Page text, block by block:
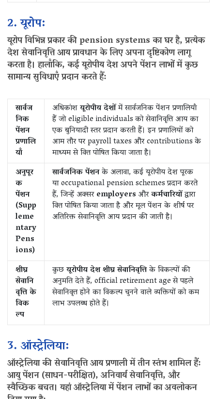
2. यूरोप:
यूरोप विभिन्न प्रकार की pension systems का घर है, प्रत्येक
देश सेवानिवृत्ति आय प्रावधान के लिए अपना दृष्टिकोण लागू
करता है। हालाँकि, कई यूरोपीय देश अपने पेंशन लाभों में कुछ
सामान्य सुविधाएँ प्रदान करते हैं:
सार्वज
निक
पेंशन
प्रणालि
याँ
अधिकांशयूरोपीय देशोंमें सार्वजनिक पेंशन प्रणालियाँ
हैं जो eligible individuals को सेवानिवृत्ति आय का
एक बुनियादी स्तर प्रदान करती हैं। इन प्रणालियों को
आम तौर पर payroll taxes और contributions के
माध्यम से वित्त पोषित किया जाता है।
अनुपूर
क
पेंशन
(Supp
leme
ntary
Pens
ions)
सार्वजनिक पेंशनके अलावा, कई यूरोपीय देश पूरक
या occupational pension schemes प्रदान करते
हैं, जिन्हें अक्सरemployers औरकर्मचारियोंद्वारा
वित्त पोषित किया जाता है और मूल पेंशन के शीर्ष पर
अतिरिक्त सेवानिवृत्ति आय प्रदान की जाती है।
शीघ्र
सेवानि
वृत्ति के
विक
ल्प
कुछयूरोपीय देश शीघ्र सेवानिवृत्तिके विकल्पों की
अनुमति देते हैं, official retirement age से पहले
सेवानिवृत्त होने का विकल्प चुनने वाले व्यक्तियों को कम
लाभ उपलब्ध होते हैं।
3. ऑस्ट्रेलिया:
ऑस्ट्रेलिया की सेवानिवृत्ति आय प्रणाली में तीन स्तंभ शामिल हैं:
आयु पेंशन (साधन-परीक्षित), अनिवार्य सेवानिवृत्ति, और
स्वैच्छिक बचत। यहां ऑस्ट्रेलिया में पेंशन लाभों का अवलोकन